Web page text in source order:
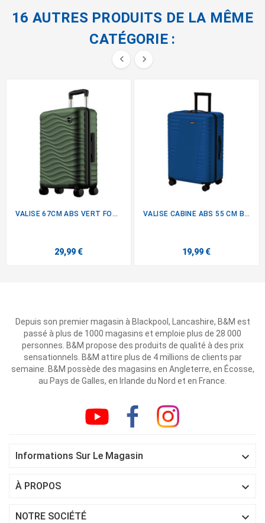
16 AUTRES PRODUITS DE LA MÊME
CATÉGORIE :
 
VALISE 67CM ABS VERT FONCE
29,99 €
VALISE CABINE ABS 55 CM BLEU
19,99 €
Depuis son premier magasin à Blackpool, Lancashire, B&M est
passé à plus de 1000 magasins et emploie plus de 28 000
personnes. B&M propose des produits de qualité à des prix
sensationnels. B&M attire plus de 4 millions de clients par
semaine. B&M possède des magasins en Angleterre, en Écosse,
au Pays de Galles, en Irlande du Nord et en France.
Informations Sur Le Magasin 
À PROPOS 
NOTRE SOCIÉTÉ 